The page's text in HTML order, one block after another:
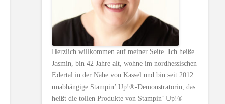
Herzlich willkommen auf meiner Seite. Ich heiße
Jasmin, bin 42 Jahre alt, wohne im nordhessischen
Edertal in der Nähe von Kassel und bin seit 2012
unabhängige Stampin’ Up!®-Demonstratorin, das
heißt die tollen Produkte von Stampin’ Up!®